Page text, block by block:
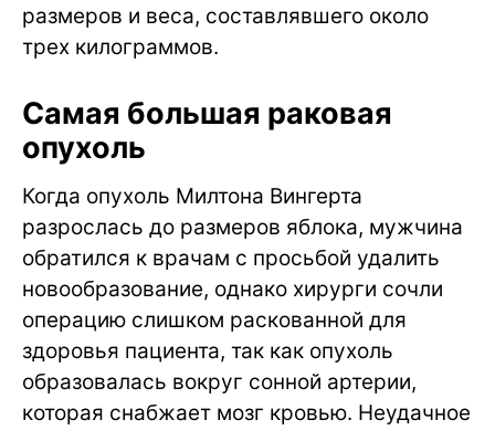
размеров и веса, составлявшего около
трех килограммов.
Самая большая раковая
опухоль
Когда опухоль Милтона Вингерта
разрослась до размеров яблока, мужчина
обратился к врачам с просьбой удалить
новообразование, однако хирурги сочли
операцию слишком раскованной для
здоровья пациента, так как опухоль
образовалась вокруг сонной артерии,
которая снабжает мозг кровью. Неудачное